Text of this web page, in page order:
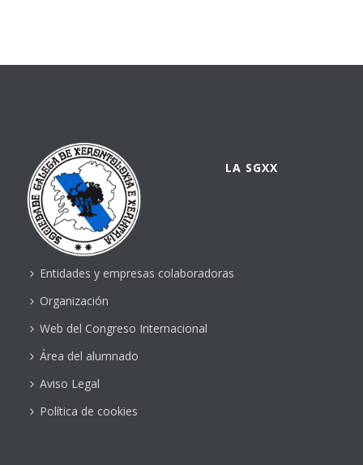
LA SGXX
Entidades y empresas colaboradoras
Organización
Web del Congreso Internacional
Área del alumnado
Aviso Legal
Política de cookies